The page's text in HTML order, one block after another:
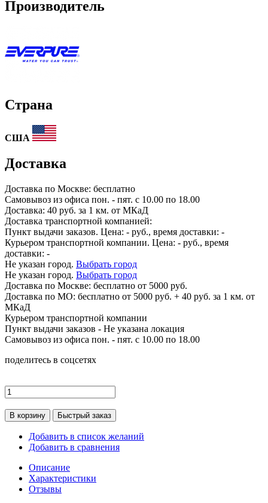
Производитель
Страна
США
Доставка
Доставка по Москве: бесплатно
Самовывоз из офиса пон. - пят. с 10.00 по 18.00
Доставка: 40 руб. за 1 км. от МКаД
Доставка транспортной компанией:
Пункт выдачи заказов. Цена: - руб., время доставки: -
Курьером транспортной компании. Цена: - руб., время
доставки: -
Не указан город. Выбрать город
Не указан город. Выбрать город
Доставка по Москве: бесплатно от 5000 руб.
Доставка по МО: бесплатно от 5000 руб. + 40 руб. за 1 км. от
МКаД
Курьером транспортной компании
Пункт выдачи заказов - Не указана локация
Самовывоз из офиса пон. - пят. с 10.00 по 18.00
поделитесь в соцсетях
В корзину Быстрый заказ
Добавить в список желаний
Добавить в сравнения
Описание
Характеристики
Отзывы